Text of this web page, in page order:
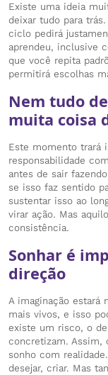
Existe uma ideia
deixar tudo para
ciclo pedirá
aprendeu, inclusive
que você repita
permitirá escolhas
Nem tudo
muita coisa
Este momento trará
responsabilidade
antes de sair
se isso faz sentido
sustentar isso ao
virar ação. Mas
consistência.
Sonhar é
direção
A imaginação estará
mais vivos, e isso
existe um risco, o
concretizam. Assim,
sonho com
desejar, criar. Mas